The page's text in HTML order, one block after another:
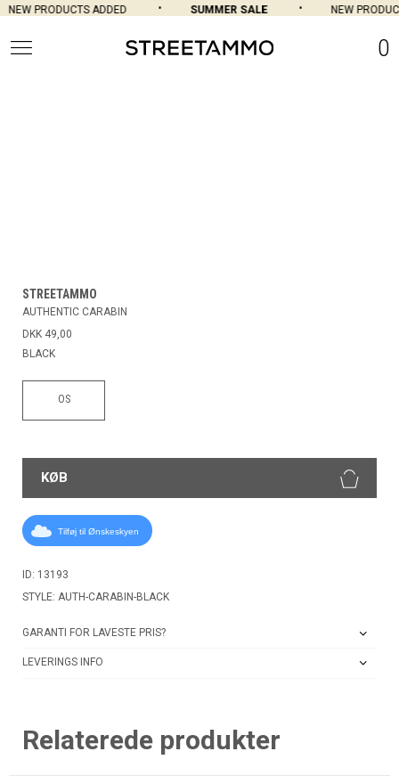
NEW PRODUCTS ADDED SUMMER SALE NEW
0
STREETAMMO
AUTHENTIC CARABIN
DKK 49,00
BLACK
OS
KØB
Tilføj til Ønskeskyen
ID: 13193
STYLE: AUTH-CARABIN-BLACK
GARANTI FOR LAVESTE PRIS?
LEVERINGS INFO
Relaterede produkter